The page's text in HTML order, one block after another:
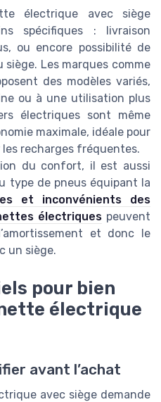
électrique avec siège
spécifiques : livraison
ou encore possibilité de
Les marques comme
des modèles variés,
ou à une utilisation plus
électriques sont même
maximale, idéale pour
recharges fréquentes.
du confort, il est aussi
type de pneus équipant la
et inconvénients des
électriquespeuvent
et donc le
un siège.
pour bien
électrique
avant l’achat
avec siège demande